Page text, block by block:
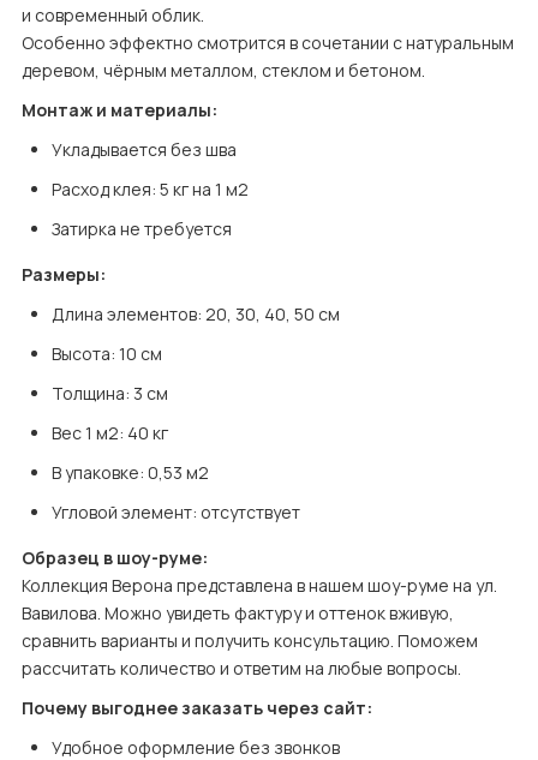
и современный облик.
Особенно эффектно смотрится в сочетании с натуральным
деревом, чёрным металлом, стеклом и бетоном.
Монтаж и материалы:
Укладывается без шва
Расход клея: 5 кг на 1 м2
Затирка не требуется
Размеры:
Длина элементов: 20, 30, 40, 50 см
Высота: 10 см
Толщина: 3 см
Вес 1 м2: 40 кг
В упаковке: 0,53 м2
Угловой элемент: отсутствует
Образец в шоу-руме:
Коллекция Верона представлена в нашем шоу-руме на ул.
Вавилова. Можно увидеть фактуру и оттенок вживую,
сравнить варианты и получить консультацию. Поможем
рассчитать количество и ответим на любые вопросы.
Почему выгоднее заказать через сайт:
Удобное оформление без звонков